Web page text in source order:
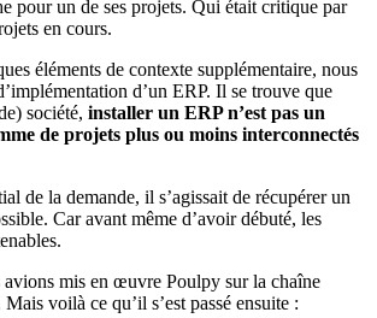
pour un de ses projets. Qui était critique par
en cours.
éléments de contexte supplémentaire, nous
d’un ERP. Il se trouve que
société, installer un ERP n’est pas un
de projets plus ou moins interconnectés
de la demande, il s’agissait de récupérer un
Car avant même d’avoir débuté, les
avions mis en œuvre Poulpy sur la chaîne
voilà ce qu’il s’est passé ensuite :